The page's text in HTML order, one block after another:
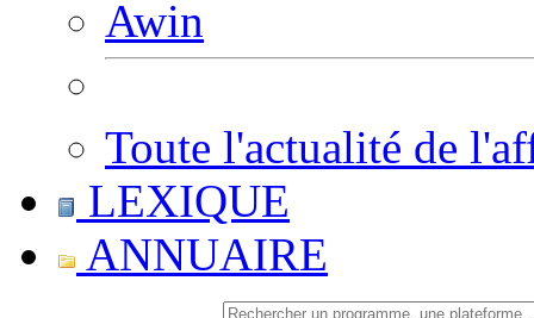
Awin
Toute l'actualité de
LEXIQUE
ANNUAIRE